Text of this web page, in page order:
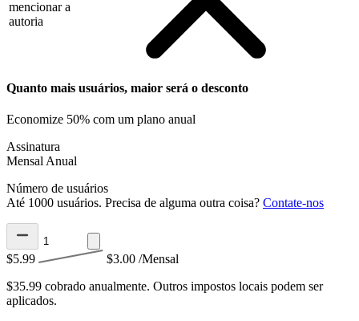
mencionar a
autoria
Quanto mais usuários, maior será o desconto
Economize 50% com um plano anual
Assinatura
Mensal Anual
Número de usuários
Até 1000 usuários. Precisa de alguma outra coisa? Contate-nos
$5.99 $3.00 /Mensal
$35.99 cobrado anualmente. Outros impostos locais podem ser
aplicados.